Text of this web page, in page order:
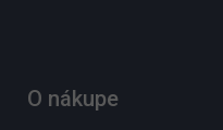
O nákupe